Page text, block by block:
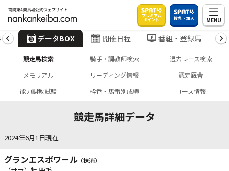
プレミアム
ポイント 投票・加入 MENU
データBOX 開催日程 番組・登録馬
競走馬検索 騎手・調教師検索
過去レース検索
メモリアル
リーディング情報
認定厩舎
能力調教試験
枠番・馬番別成績 コース情報
競走馬詳細データ
2024年6月1日現在
グランエスポワール （抹消）